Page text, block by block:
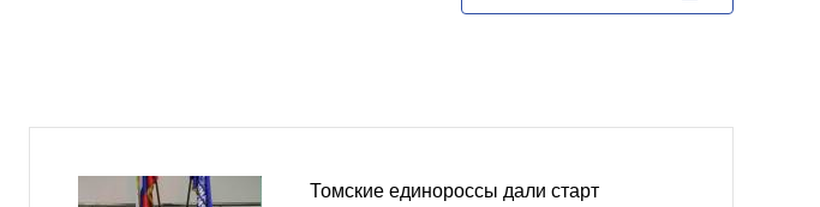
Томские единороссы дали старт